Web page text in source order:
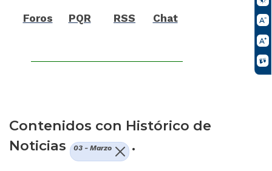
Foros PQR RSS Chat
Contenidos con Histórico de
Noticias
03 - Marzo .